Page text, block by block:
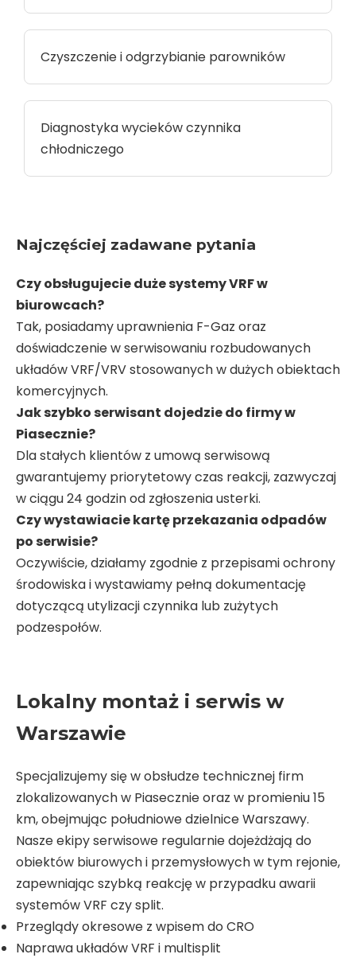
Czyszczenie i odgrzybianie parowników
Diagnostyka wycieków czynnika
chłodniczego
Najczęściej zadawane pytania
Czy obsługujecie duże systemy VRF w
biurowcach?
Tak, posiadamy uprawnienia F-Gaz oraz
doświadczenie w serwisowaniu rozbudowanych
układów VRF/VRV stosowanych w dużych obiektach
komercyjnych.
Jak szybko serwisant dojedzie do firmy w
Piasecznie?
Dla stałych klientów z umową serwisową
gwarantujemy priorytetowy czas reakcji, zazwyczaj
w ciągu 24 godzin od zgłoszenia usterki.
Czy wystawiacie kartę przekazania odpadów
po serwisie?
Oczywiście, działamy zgodnie z przepisami ochrony
środowiska i wystawiamy pełną dokumentację
dotyczącą utylizacji czynnika lub zużytych
podzespołów.
Lokalny montaż i serwis w
Warszawie
Specjalizujemy się w obsłudze technicznej firm
zlokalizowanych w Piasecznie oraz w promieniu 15
km, obejmując południowe dzielnice Warszawy.
Nasze ekipy serwisowe regularnie dojeżdżają do
obiektów biurowych i przemysłowych w tym rejonie,
zapewniając szybką reakcję w przypadku awarii
systemów VRF czy split.
Przeglądy okresowe z wpisem do CRO
Naprawa układów VRF i multisplit